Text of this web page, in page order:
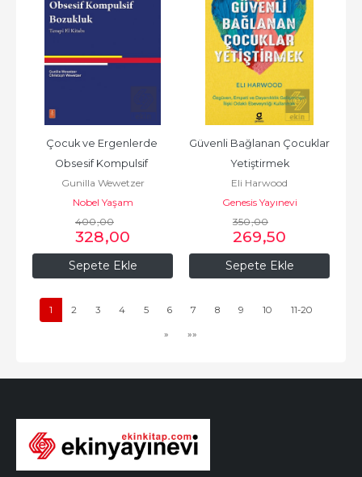
Sepete Ekle
Çocuk ve Ergenlerde
Obsesif Kompulsif
Bozukluk
Gunilla Wewetzer
Nobel Yaşam
400,00
328,00
Sepete Ekle
Güvenli Bağlanan Çocuklar
Yetiştirmek
Eli Harwood
Genesis Yayınevi
350,00
269,50
1 2 3 4 5 6 7 8 9 10 11-20
» »»